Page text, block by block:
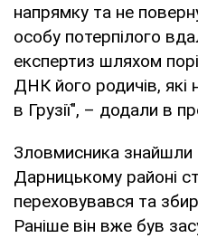
напрямку та не
особу потерпілого
експертиз шляхом
ДНК його родичів,
в Грузії", – додали в
Зловмисника знайшли
Дарницькому районі
переховувався та
Раніше він вже був